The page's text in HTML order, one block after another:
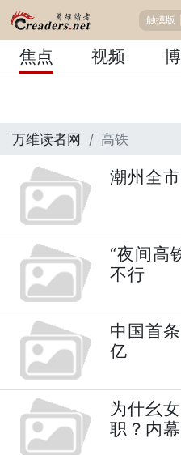
触摸版
焦点 视频
万维读者网 高铁
潮州全
“夜间高
不行
中国首
亿
为什幺
职？内